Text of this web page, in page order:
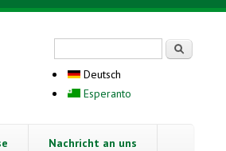
Deutsch
Esperanto
Nachricht an uns